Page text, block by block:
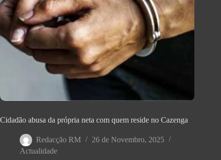
Cidadão abusa da própria neta com quem reside no Cazenga
Redacção RM
26 de Novembro, 2025
Actualidade